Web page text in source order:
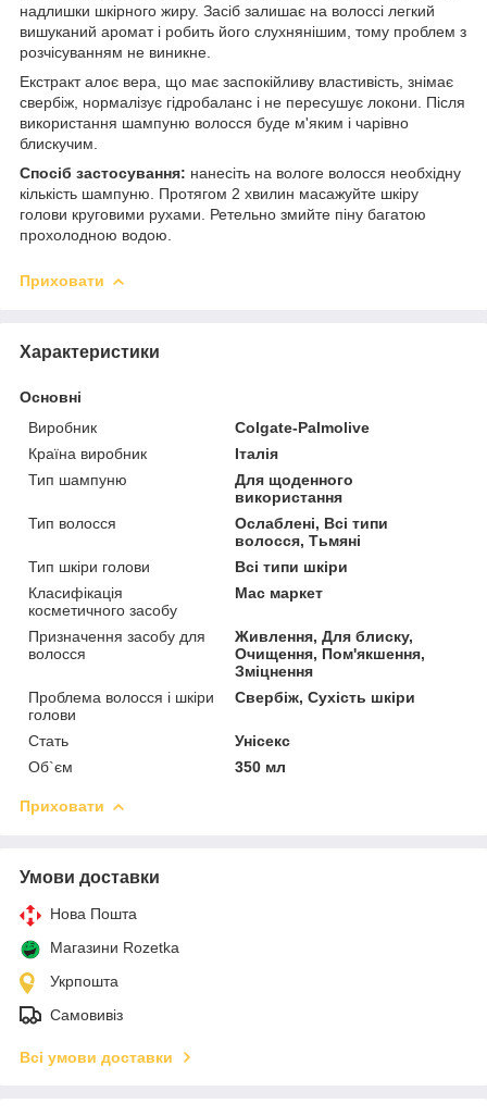
надлишки шкірного жиру. Засіб залишає на волоссі легкий
вишуканий аромат і робить його слухнянішим, тому проблем з
розчісуванням не виникне.
Екстракт алоє вера, що має заспокійливу властивість, знімає
свербіж, нормалізує гідробаланс і не пересушує локони. Після
використання шампуню волосся буде м'яким і чарівно
блискучим.
Спосіб застосування: нанесіть на вологе волосся необхідну
кількість шампуню. Протягом 2 хвилин масажуйте шкіру
голови круговими рухами. Ретельно змийте піну багатою
прохолодною водою.
Приховати
Характеристики
Основні
Виробник
Colgate-Palmolive
Країна виробник
Італія
Тип шампуню
Для щоденного
використання
Тип волосся
Ослаблені, Всі типи
волосся, Тьмяні
Тип шкіри голови
Всі типи шкіри
Класифікація
косметичного засобу
Мас маркет
Призначення засобу для
волосся
Живлення, Для блиску,
Очищення, Пом'якшення,
Зміцнення
Проблема волосся і шкіри
голови
Свербіж, Сухість шкіри
Стать
Унісекс
Об`єм
350 мл
Приховати
Умови доставки
Нова Пошта
Магазини Rozetka
Укрпошта
Самовивіз
Всі умови доставки